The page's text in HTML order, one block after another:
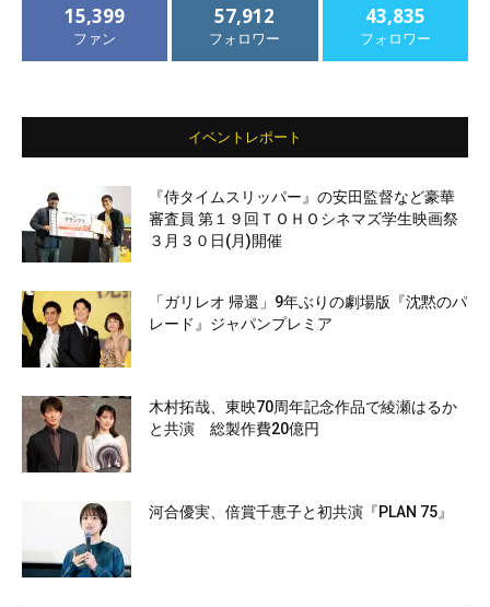
15,399
ファン
57,912
フォロワー
43,835
フォロワー
イベントレポート
『侍タイムスリッパー』の安田監督など豪華
審査員 第１９回ＴＯＨＯシネマズ学生映画祭
３月３０日(月)開催
「ガリレオ 帰還」9年ぶりの劇場版『沈黙のパ
レード』ジャパンプレミア
木村拓哉、東映70周年記念作品で綾瀬はるか
と共演 総製作費20億円
河合優実、倍賞千恵子と初共演『PLAN 75』